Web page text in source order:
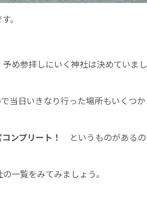
。
め参拝しにいく神社は決めていまし
当日いきなり行った場所もいくつか
ンプリート！
というものがあるの
一覧をみてみましょう。